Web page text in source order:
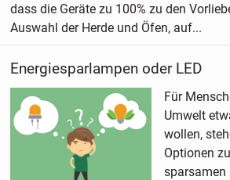
dass die Geräte zu 100% zu den
Auswahl der Herde und Öfen, auf...
Energiesparlampen oder LED
Für
Umwelt
wollen,
Optionen
sparsamen